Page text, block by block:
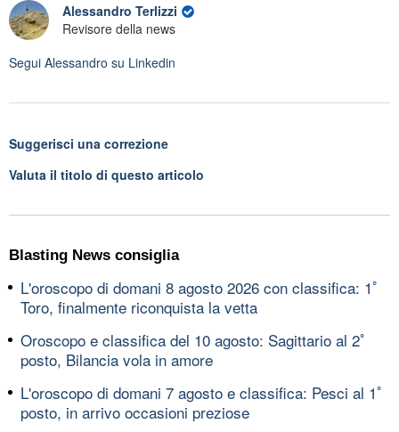
Alessandro Terlizzi
Revisore della news
Segui Alessandro su Linkedin
Suggerisci una correzione
Valuta il titolo di questo articolo
Blasting News consiglia
L'oroscopo di domani 8 agosto 2026 con classifica: 1ﾟ
Toro, finalmente riconquista la vetta
Oroscopo e classifica del 10 agosto: Sagittario al 2ﾟ
posto, Bilancia vola in amore
L'oroscopo di domani 7 agosto e classifica: Pesci al 1ﾟ
posto, in arrivo occasioni preziose